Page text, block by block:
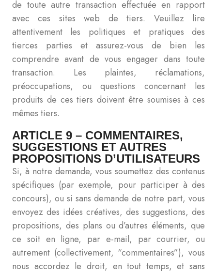
de toute autre transaction effectuée en rapport
avec ces sites web de tiers. Veuillez lire
attentivement les politiques et pratiques des
tierces parties et assurez-vous de bien les
comprendre avant de vous engager dans toute
transaction. Les plaintes, réclamations,
préoccupations, ou questions concernant les
produits de ces tiers doivent être soumises à ces
mêmes tiers.
ARTICLE 9 – COMMENTAIRES,
SUGGESTIONS ET AUTRES
PROPOSITIONS D’UTILISATEURS
Si, à notre demande, vous soumettez des contenus
spécifiques (par exemple, pour participer à des
concours), ou si sans demande de notre part, vous
envoyez des idées créatives, des suggestions, des
propositions, des plans ou d’autres éléments, que
ce soit en ligne, par e-mail, par courrier, ou
autrement (collectivement, “commentaires”), vous
nous accordez le droit, en tout temps, et sans